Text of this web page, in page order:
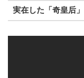
実在した「奇皇后